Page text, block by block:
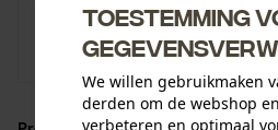
KOX
Naar de merkenshop van
Toestemming
We willen gebruikmaken
derden om de webshop
verbeteren en optimaal